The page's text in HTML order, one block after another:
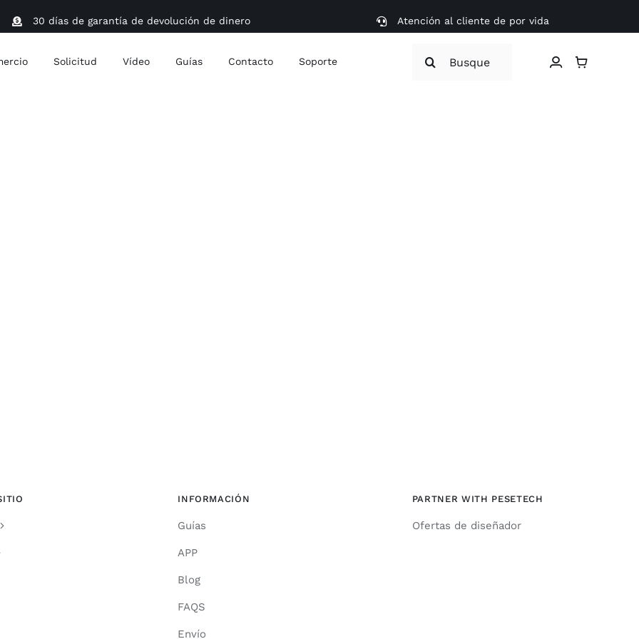
30 días de garantía de devolución de dinero Atención al cliente de por vida
Solicitud Vídeo Guías Contacto Soporte
INFORMACIÓN
Guías
APP
Blog
FAQS
Envío
PARTNER WITH PESETECH
Ofertas de diseñador